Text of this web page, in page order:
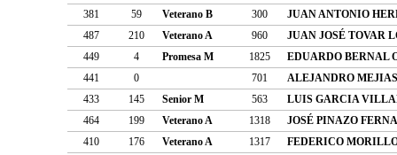
381
59 Veterano B 300
JUAN ANTONIO
487
210 Veterano A 960
JUAN JOSÉ TOVAR
449
4 Promesa M 1825
EDUARDO BERNAL
441
0 701
ALEJANDRO
433
145 Senior M 563
LUIS GARCIA
464
199 Veterano A 1318
JOSÉ PINAZO
410
176 Veterano A 1317
FEDERICO